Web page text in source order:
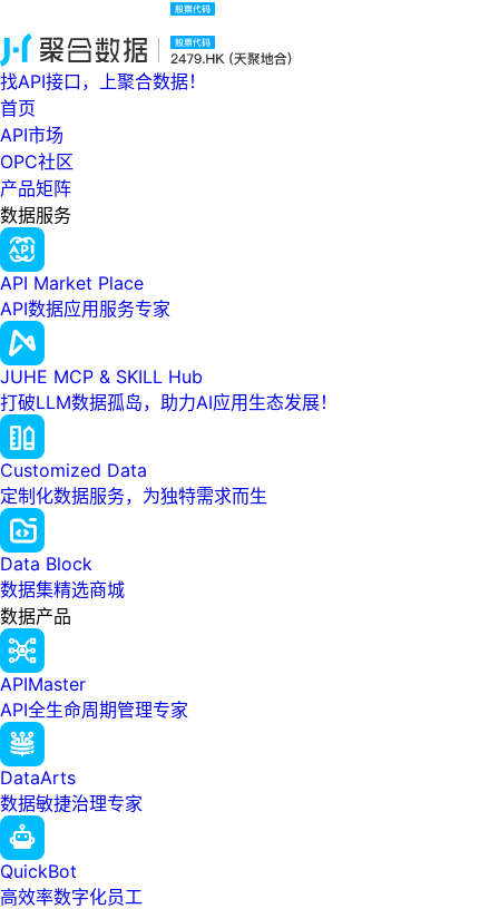
找API接口，上聚合数据！
首页
API市场
OPC社区
产品矩阵
数据服务
API Market Place
API数据应用服务专家
JUHE MCP & SKILL Hub
打破LLM数据孤岛，助力AI应用生态发展！
Customized Data
定制化数据服务，为独特需求而生
Data Block
数据集精选商城
数据产品
APIMaster
API全生命周期管理专家
DataArts
数据敏捷治理专家
QuickBot
高效率数字化员工